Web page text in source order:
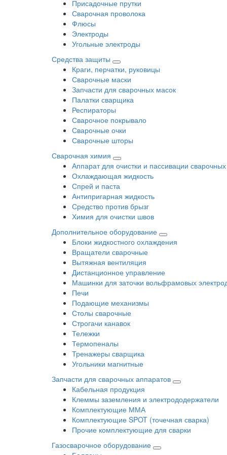
Присадочные прутки
Сварочная проволока
Флюсы
Электроды
Угольные электроды
Средства защиты
Краги, перчатки, руковицы
Сварочные маски
Запчасти для сварочных масок
Палатки сварщика
Респираторы
Сварочное покрывало
Сварочные очки
Сварочные шторы
Сварочная химия
Аппарат для очистки и пассивации
Охлаждающая жидкость
Спрей и паста
Антипригарная жидкость
Средство против брызг
Химия для очистки швов
Дополнительное оборудование
Блоки жидкостного охлаждения
Вращатели сварочные
Вытяжная вентиляция
Дистанционное управление
Машинки для заточки вольфрамовых
Печи
Подающие механизмы
Столы сварочные
Строгачи канавок
Тележки
Термопеналы
Тренажеры сварщика
Угольники магнитные
Запчасти для сварочных аппаратов
Кабельная продукция
Клеммы заземления и электрододержатели
Комплектующие ММА
Комплектующие SPOT (точечная сварка)
Прочие комплектующие для сварки
Газосварочное оборудование